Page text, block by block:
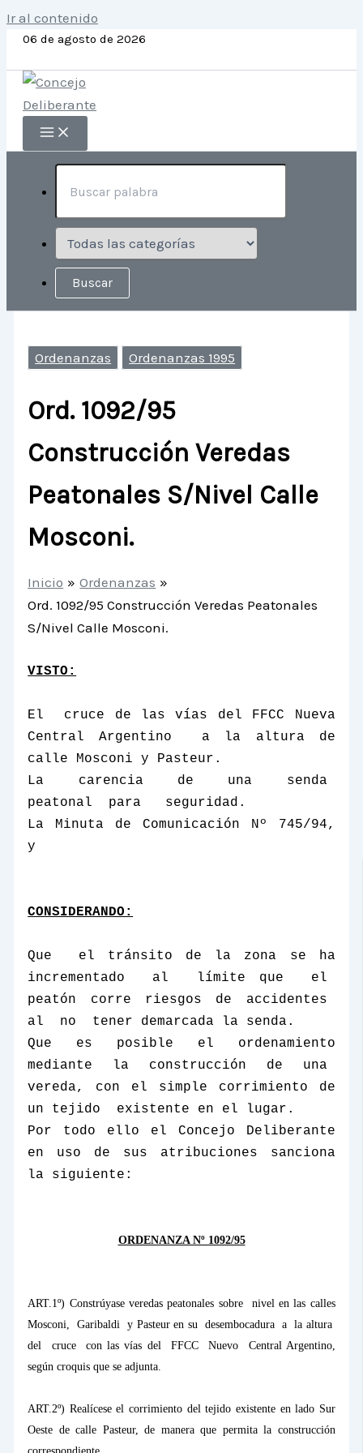
Ir al contenido
06 de agosto de 2026
Ordenanzas Ordenanzas 1995
Ord. 1092/95
Construcción Veredas
Peatonales S/Nivel Calle
Mosconi.
Inicio
Ordenanzas
Ord. 1092/95 Construcción Veredas Peatonales
S/Nivel Calle Mosconi.
VISTO:
El
cruce de las vías del FFCC Nueva
Central Argentino
a la altura de
calle Mosconi y Pasteur.
La
carencia de una
senda
peatonal
para
seguridad.
La Minuta de Comunicación Nº 745/94,
y
CONSIDERANDO:
Que
el tránsito de la zona se ha
incrementado
al límite que
el
peatón corre riesgos de accidentes
al
no
tener demarcada la senda.
Que es posible el ordenamiento
mediante la construcción de una
vereda, con el simple corrimiento de
un tejido
existente en el lugar.
Por todo ello el Concejo Deliberante
en uso de sus atribuciones sanciona
la siguiente:
ORDENANZA Nº 1092/95
ART.1º) Constrúyase veredas peatonales sobre
nivel en las calles
Mosconi,
Garibaldi y Pasteur en su desembocadura a
la altura
del
cruce con las vías del FFCC Nuevo
Central Argentino,
según croquis que se adjunta.
ART.2º) Realícese el corrimiento del tejido existente en lado Sur
Oeste de calle Pasteur, de manera que permita la construcción